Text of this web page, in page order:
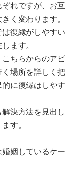
れですが、お互
く変わります。
復縁がしやすい
ます。
ちらからのアピ
場所を詳しく把
に復縁はしやす
決方法を見出し
す。
姻しているケー